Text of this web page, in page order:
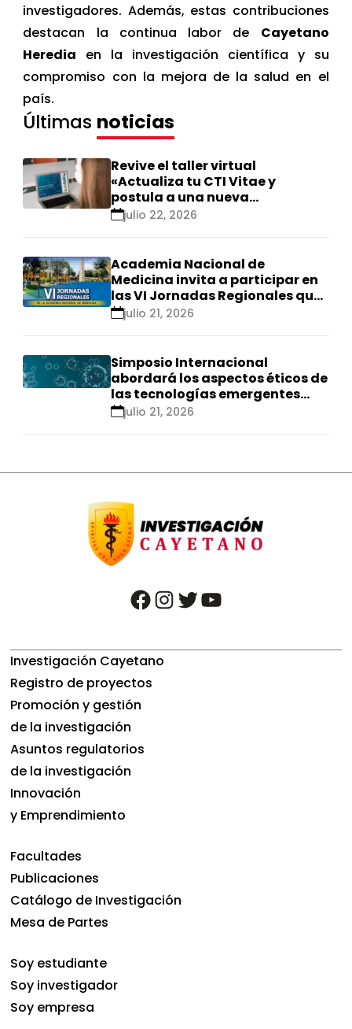
investigadores. Además, estas contribuciones
destacan la continua labor de Cayetano
Heredia en la investigación científica y su
compromiso con la mejora de la salud en el
país.
Últimas noticias
Revive el taller virtual
«Actualiza tu CTI Vitae y
postula a una nueva
calificación Renacyt»
julio 22, 2026
Academia Nacional de
Medicina invita a participar en
las VI Jornadas Regionales que
se realizarán en Ica
julio 21, 2026
Simposio Internacional
abordará los aspectos éticos de
las tecnologías emergentes
para el control de
julio 21, 2026
facebook instagram twitter youtube
Investigación Cayetano
Registro de proyectos
Promoción y gestión
de la investigación
Asuntos regulatorios
de la investigación
Innovación
y Emprendimiento
Facultades
Publicaciones
Catálogo de Investigación
Mesa de Partes
Soy estudiante
Soy investigador
Soy empresa